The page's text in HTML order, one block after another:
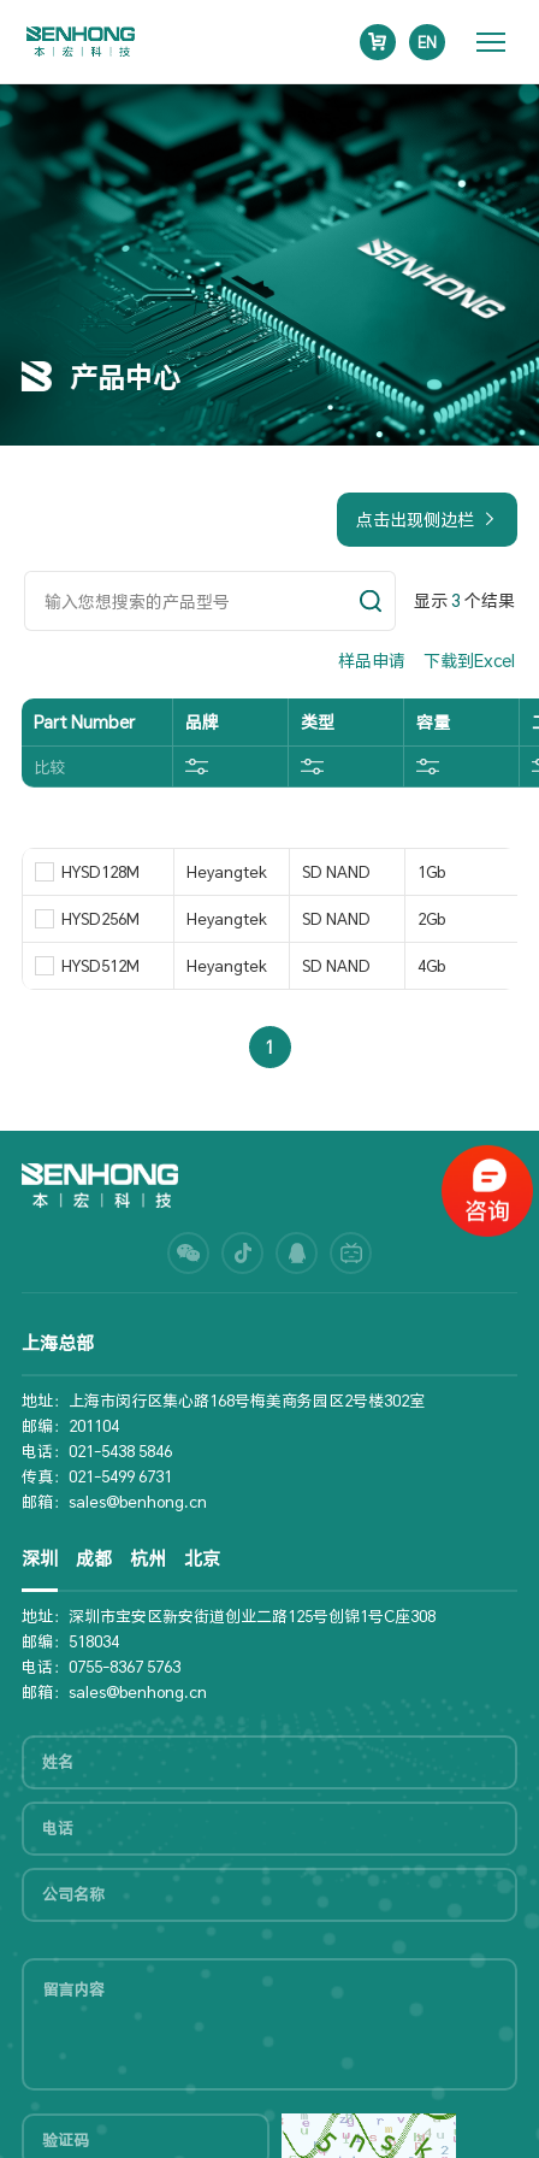
EN
产品中心
点击出现侧边栏
显示3 个结果
样品申请 下载到Excel
Part Number 品牌 类型 容量
比较
HYSD128M Heyangtek SD NAND 1Gb
HYSD256M Heyangtek SD NAND 2Gb
HYSD512M Heyangtek SD NAND 4Gb
1
上海总部
地址：上海市闵行区集心路168号梅美商务园区2号楼302室
邮编：201104
电话：021-5438 5846
传真：021-5499 6731
邮箱：sales@benhong.cn
深圳 成都 杭州 北京
地址：深圳市宝安区新安街道创业二路125号创锦1号C座308
邮编：518034
电话：0755-8367 5763
邮箱：sales@benhong.cn